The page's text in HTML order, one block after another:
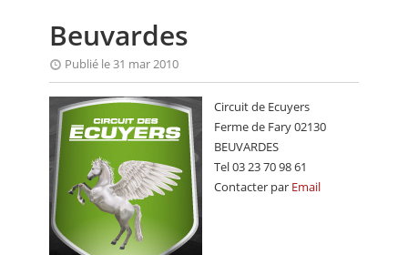
RALLYE
MONTAGNE
EVÈNEMENTS
CALENDRIER
FOCUS
Beuvardes
Publié le 31 mar 2010
Circuit de Ecuyers
Ferme de Fary 02130
BEUVARDES
Tel 03 23 70 98 61
Contacter par Email